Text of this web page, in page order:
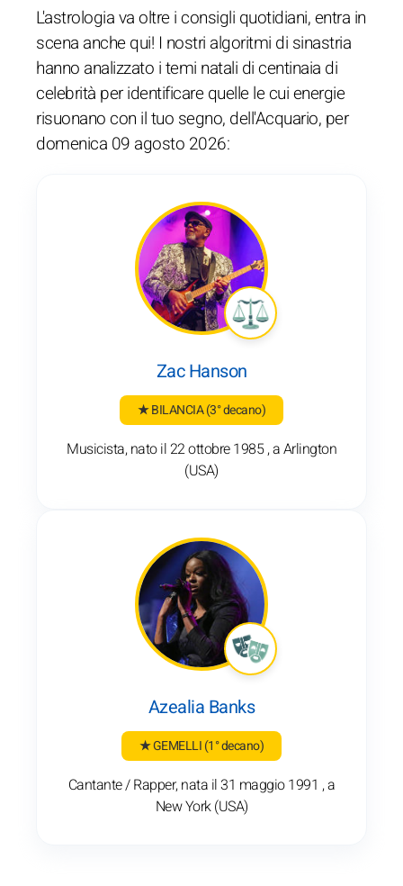
L'astrologia va oltre i consigli quotidiani, entra in
scena anche qui! I nostri algoritmi di sinastria
hanno analizzato i temi natali di centinaia di
celebrità per identificare quelle le cui energie
risuonano con il tuo segno, dell'Acquario, per
domenica 09 agosto 2026:
Zac Hanson
★ BILANCIA(3° decano)
Musicista, nato il 22 ottobre 1985 , a Arlington
(USA)
Azealia Banks
★ GEMELLI(1° decano)
Cantante / Rapper, nata il 31 maggio 1991 , a
New York (USA)